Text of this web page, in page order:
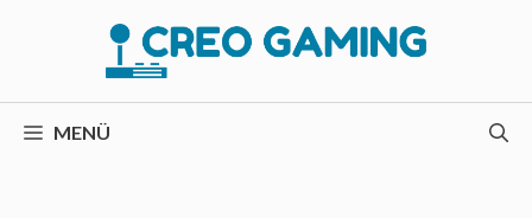
MENÜ